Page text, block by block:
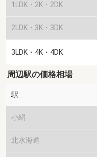
1LDK・2K・2DK
2LDK・3K・3DK
3LDK・4K・4DK
周辺駅の価格相場
駅
小絹
北水海道